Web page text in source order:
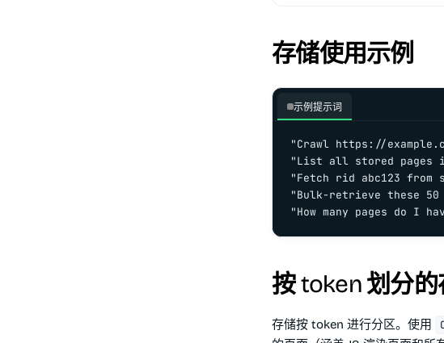
存储使用示例
示例提示词
"Crawl https://
"List all stored pages
"Fetch rid abc123 from
"Bulk-retrieve these
"How many pages do I
按 token 划分的
存储按 token 进行分区。使用